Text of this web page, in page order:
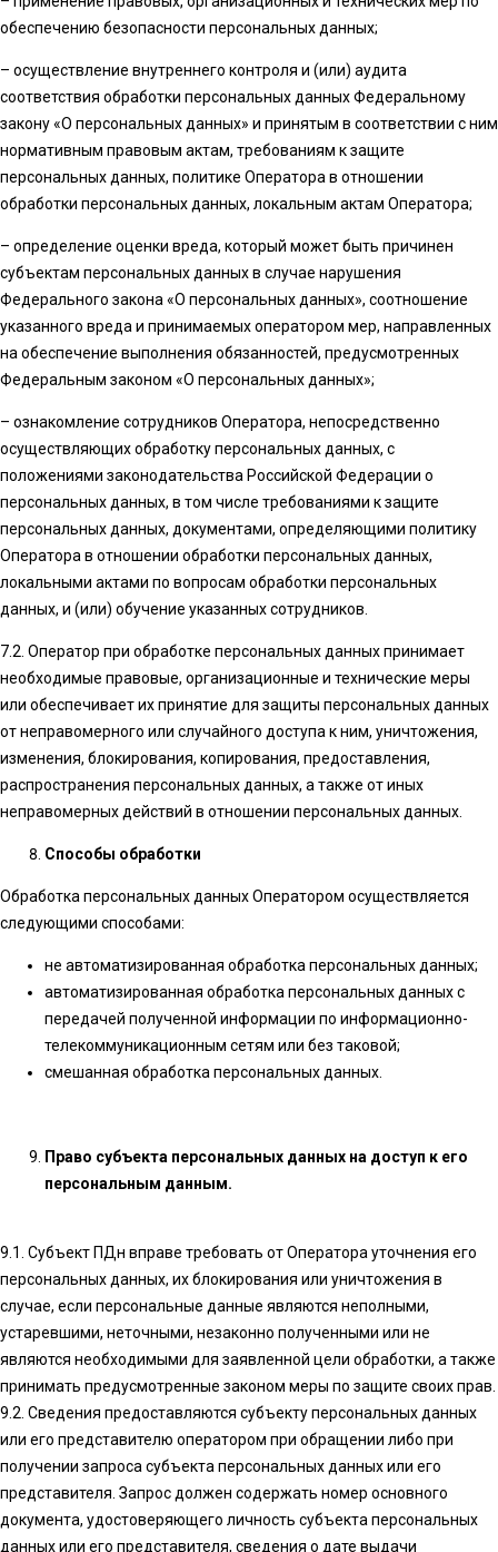
обеспечению безопасности персональных данных;
– осуществление внутреннего контроля и (или) аудита
соответствия обработки персональных данных Федеральному
закону «О персональных данных» и принятым в соответствии с ним
нормативным правовым актам, требованиям к защите
персональных данных, политике Оператора в отношении
обработки персональных данных, локальным актам Оператора;
– определение оценки вреда, который может быть причинен
субъектам персональных данных в случае нарушения
Федерального закона «О персональных данных», соотношение
указанного вреда и принимаемых оператором мер, направленных
на обеспечение выполнения обязанностей, предусмотренных
Федеральным законом «О персональных данных»;
– ознакомление сотрудников Оператора, непосредственно
осуществляющих обработку персональных данных, с
положениями законодательства Российской Федерации о
персональных данных, в том числе требованиями к защите
персональных данных, документами, определяющими политику
Оператора в отношении обработки персональных данных,
локальными актами по вопросам обработки персональных
данных, и (или) обучение указанных сотрудников.
7.2. Оператор при обработке персональных данных принимает
необходимые правовые, организационные и технические меры
или обеспечивает их принятие для защиты персональных данных
от неправомерного или случайного доступа к ним, уничтожения,
изменения, блокирования, копирования, предоставления,
распространения персональных данных, а также от иных
неправомерных действий в отношении персональных данных.
Способы обработки
Обработка персональных данных Оператором осуществляется
следующими способами:
не автоматизированная обработка персональных данных;
автоматизированная обработка персональных данных с
передачей полученной информации по информационно-
телекоммуникационным сетям или без таковой;
смешанная обработка персональных данных.
Право субъекта персональных данных на доступ к его
персональным данным.
9.1. Субъект ПДн вправе требовать от Оператора уточнения его
персональных данных, их блокирования или уничтожения в
случае, если персональные данные являются неполными,
устаревшими, неточными, незаконно полученными или не
являются необходимыми для заявленной цели обработки, а также
принимать предусмотренные законом меры по защите своих прав.
9.2. Сведения предоставляются субъекту персональных данных
или его представителю оператором при обращении либо при
получении запроса субъекта персональных данных или его
представителя. Запрос должен содержать номер основного
документа, удостоверяющего личность субъекта персональных
данных или его представителя, сведения о дате выдачи